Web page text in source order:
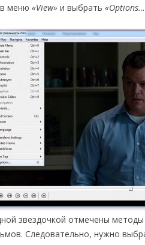
меню «View» и выбрать
звездочкой отмечены
Следовательно, нужно